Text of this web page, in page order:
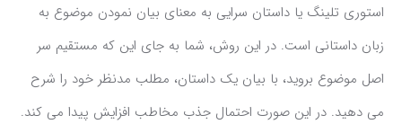
استوری تلینگ یا داستان سرایی به معنای بیان نمودن موضوع به
زبان داستانی است. در این روش، شما به جای این که مستقیم سر
اصل موضوع بروید، با بیان یک داستان، مطلب مدنظر خود را شرح
می دهید. در این صورت احتمال جذب مخاطب افزایش پیدا می کند.